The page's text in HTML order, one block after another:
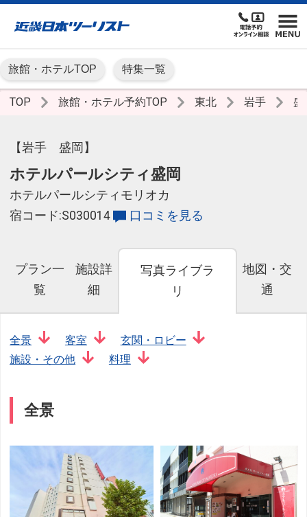
旅館・ホテルTOP 特集一覧
TOP 旅館・ホテル予約TOP 東北 岩手
【岩手 盛岡】
ホテルパールシティ盛岡
ホテルパールシティモリオカ
宿コード:S030014
口コミを見る
プラン一
覧
施設詳
細
写真ライブラ
リ
地図・交
通
全景 客室
玄関・ロビー
施設・その他
料理
全景